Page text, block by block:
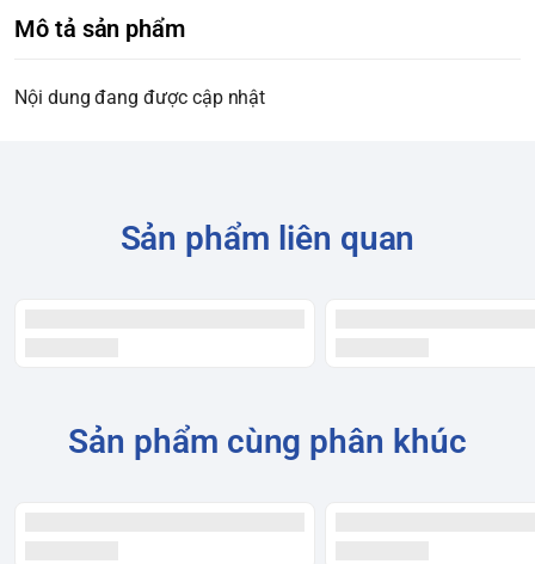
Mô tả sản phẩm
Nội dung đang được cập nhật
Sản phẩm liên quan
Sản phẩm cùng phân khúc